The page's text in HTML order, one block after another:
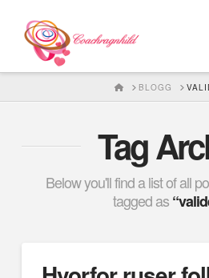
HOMEBLOGG
Tag
Below you'll find a list of all
tagged as